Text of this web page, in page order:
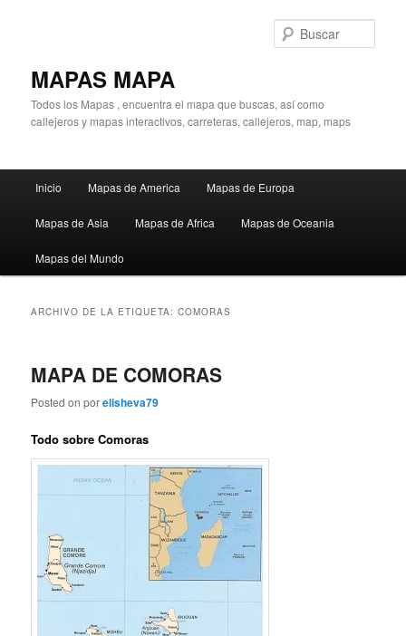
MAPAS MAPA
Todos los Mapas , encuentra el mapa que buscas, así como
callejeros y mapas interactivos, carreteras, callejeros, map, maps
principal
Inicio Mapas de America Mapas de Europa
Mapas de Asia Mapas de Africa Mapas de Oceania
Mapas del Mundo
ARCHIVO DE LA ETIQUETA:COMORAS
MAPA DE COMORAS
Posted onporelisheva79
Todo sobre Comoras